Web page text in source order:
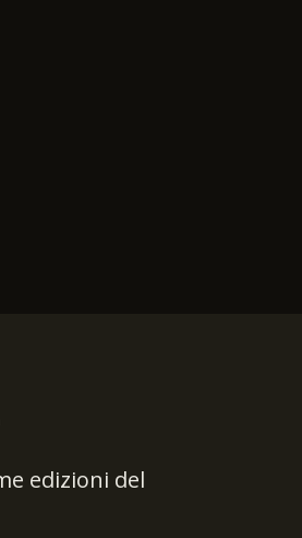
edizioni del